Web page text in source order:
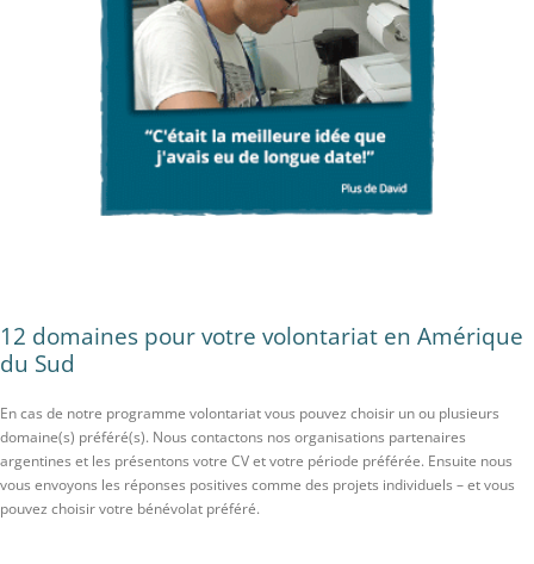
12 domaines pour votre volontariat en Amérique
du Sud
En cas de notre programme volontariat vous pouvez choisir un ou plusieurs
domaine(s) préféré(s). Nous contactons nos organisations partenaires
argentines et les présentons votre CV et votre période préférée. Ensuite nous
vous envoyons les réponses positives comme des projets individuels – et vous
pouvez choisir votre bénévolat préféré.